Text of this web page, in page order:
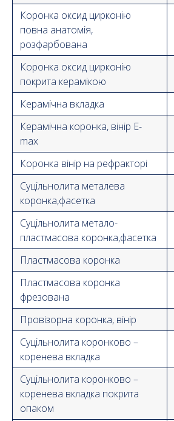
Коронка оксид цирконію
повна анатомія,
розфарбована
Коронка оксид цирконію
покрита керамікою
Керамічна вкладка
Керамічна коронка, вінір E-
max
Коронка вінір на рефракторі
Суцільнолита металева
коронка,фасетка
Суцільнолита метало-
пластмасова коронка,фасетка
Пластмасова коронка
Пластмасова коронка
фрезована
Провізорна коронка, вінір
Суцільнолита коронково –
коренева вкладка
Суцільнолита коронково –
коренева вкладка покрита
опаком